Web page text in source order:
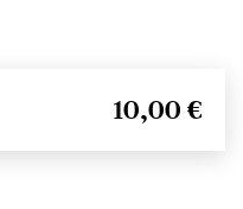
10,00 €